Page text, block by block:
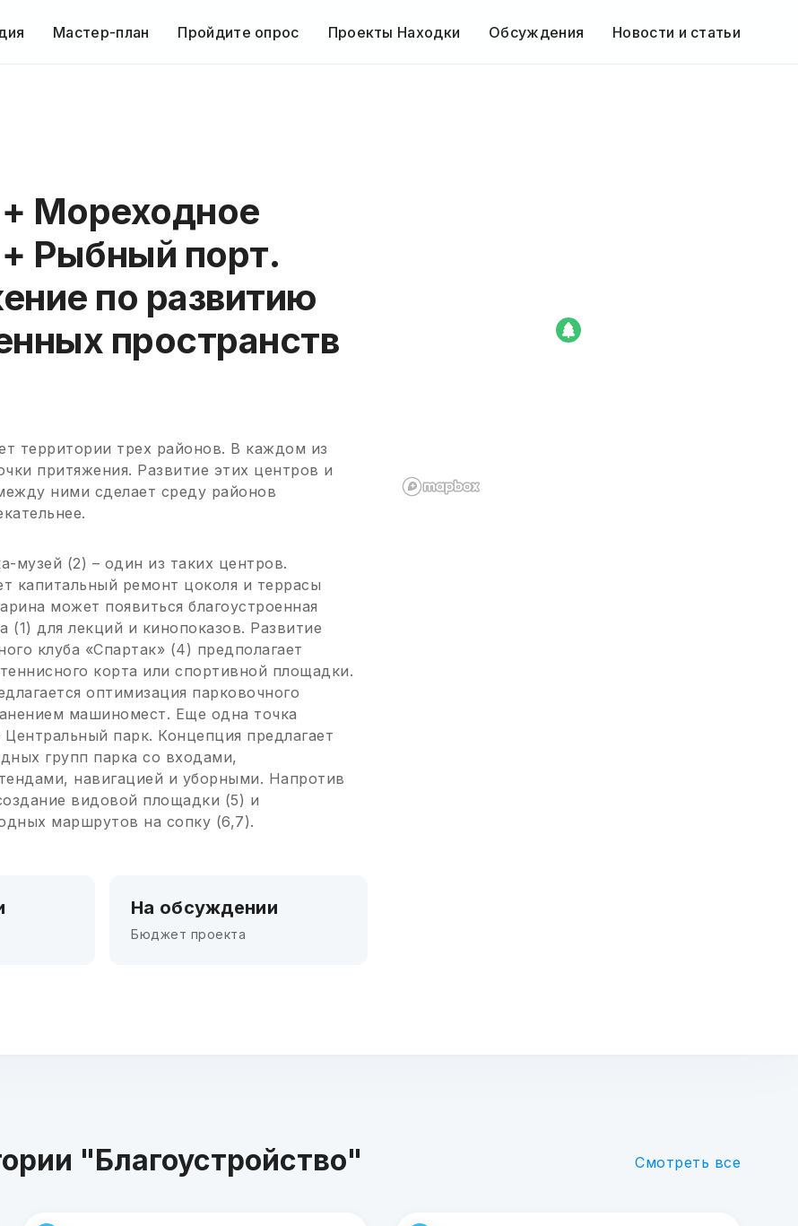
Мастер-план Пройдите опрос Проекты Находки Обсуждения Новости и статьи
+ Мореходное
Рыбный порт.
по развитию
пространств
территории трех районов. В каждом из
притяжения. Развитие этих центров и
ними сделает среду районов
музей (2) – один из таких центров.
капитальный ремонт цоколя и террасы
может появиться благоустроенная
(1) для лекций и кинопоказов. Развитие
клуба «Спартак» (4) предполагает
корта или спортивной площадки.
оптимизация парковочного
машиномест. Еще одна точка
парк. Концепция предлагает
групп парка со входами,
навигацией и уборными. Напротив
видовой площадки (5) и
маршрутов на сопку (6,7).
На обсуждении
Бюджет проекта
"Благоустройство" Смотреть все